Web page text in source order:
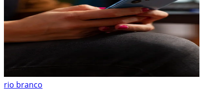
rio branco